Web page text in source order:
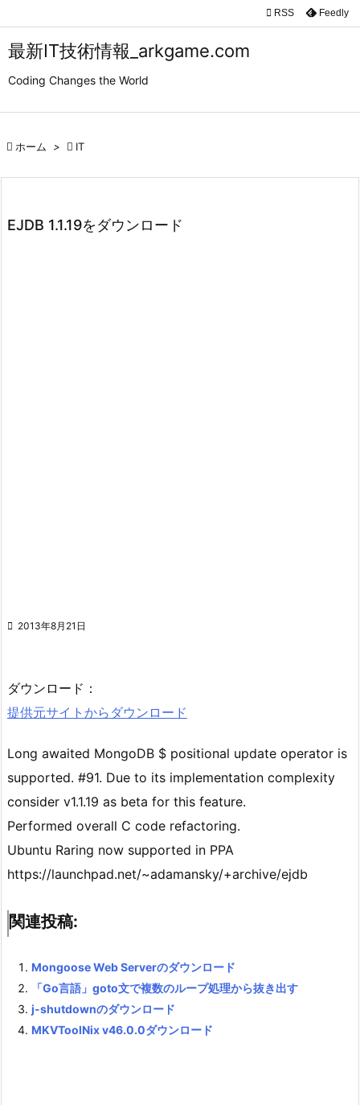
最新IT技術情報_arkgame.com
Coding Changes the World


 RSS Feedly
 ホーム >  IT
EJDB 1.1.19をダウンロード
 2013年8月21日
ダウンロード：
提供元サイトからダウンロード
Long awaited MongoDB $ positional update operator is
supported. #91. Due to its implementation complexity
consider v1.1.19 as beta for this feature.
Performed overall C code refactoring.
Ubuntu Raring now supported in PPA
https://launchpad.net/~adamansky/+archive/ejdb
関連投稿:
Mongoose Web Serverのダウンロード
「Go言語」goto文で複数のループ処理から抜き出す
j-shutdownのダウンロード
MKVToolNix v46.0.0ダウンロード